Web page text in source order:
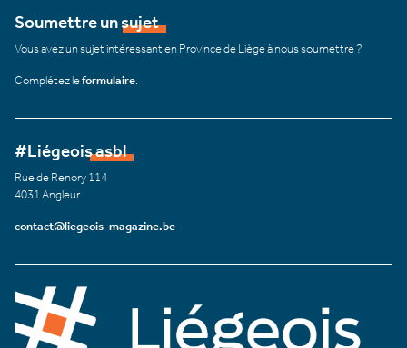
Soumettre un sujet
Vous avez un sujet intéressant en Province de Liège à nous soumettre ?
Complétez leformulaire
#Liégeois asbl
Rue de Renory 114
4031 Angleur
contact@liegeois-magazine.be